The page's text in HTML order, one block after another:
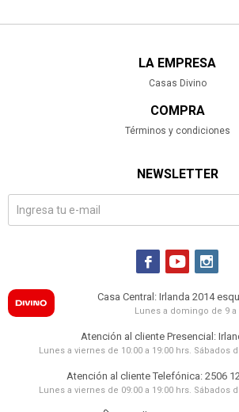
LA EMPRESA
Casas Divino
COMPRA
Términos y condiciones
NEWSLETTER
  
Casa Central: Irlanda 2014
Lunes a domingo de 9 a
Atención al cliente Presencial:
Lunes a viernes de 10:00 a 19:00 hrs. Sábados
Atención al cliente Telefónica: 2506
Lunes a viernes de 09:00 a 19:00 hrs. Sábados